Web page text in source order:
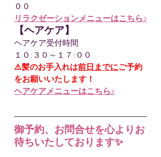
００
リラクゼーションメニューはこちら♪
【ヘアケア】
ヘアケア受付時間
１０:３０～１７:００
⚠️髪のお手入れは前日までにご予約
をお願いいたします！
ヘアケアメニューはこちら♪
御予約、お問合せを心よりお
待ちいたしております✨